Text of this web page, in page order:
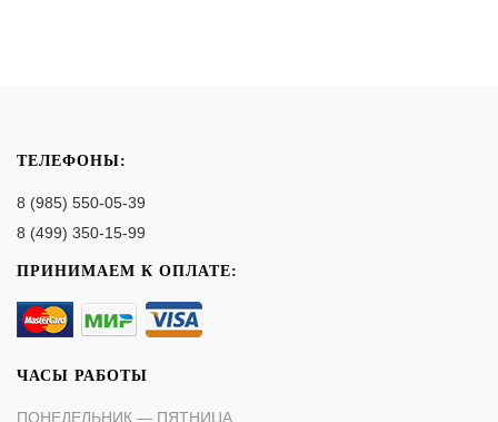
ТЕЛЕФОНЫ:
8 (985) 550-05-39
8 (499) 350-15-99
ПРИНИМАЕМ К ОПЛАТЕ:
ЧАСЫ РАБОТЫ
ПОНЕДЕЛЬНИК — ПЯТНИЦА